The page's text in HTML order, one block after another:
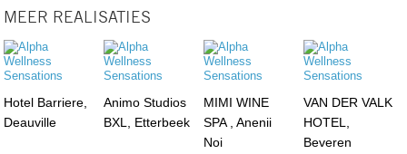
MEER REALISATIES
Hotel Barriere,
Deauville
Animo Studios
BXL, Etterbeek
MIMI WINE
SPA , Anenii
Noi
VAN DER VALK
HOTEL,
Beveren